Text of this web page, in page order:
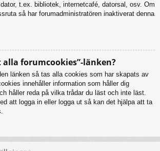
t.ex. bibliotek, internetcafé, datorsal, osv. Om
så har forumadministratören inaktiverat denna
alla forumcookies”-länken?
länken så tas alla cookies som har skapats av
innehåller information som håller dig
håller reda på vilka trådar du läst och inte läst.
att logga in eller logga ut så kan det hjälpa att ta